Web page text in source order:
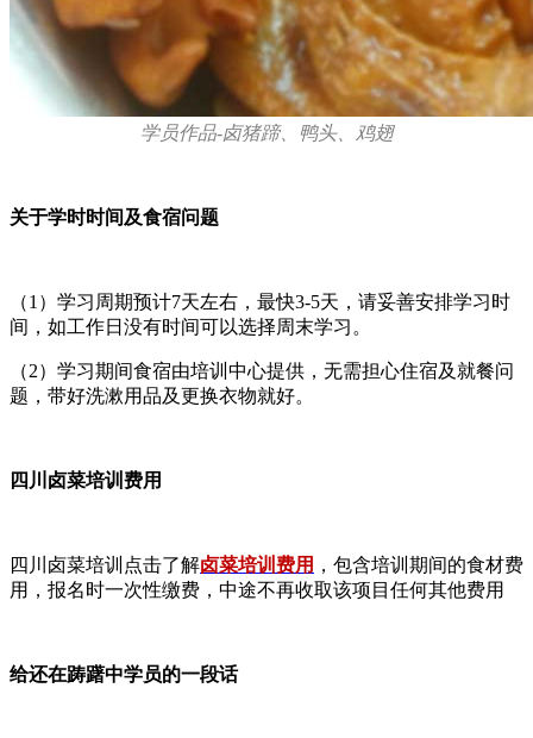
学员作品-卤猪蹄、鸭头、鸡翅
关于学时时间及食宿问题
（1）学习周期预计7天左右，最快3-5天，请妥善安排学习时
间，如工作日没有时间可以选择周末学习。
（2）学习期间食宿由培训中心提供，无需担心住宿及就餐问
题，带好洗漱用品及更换衣物就好。
四川卤菜培训费用
四川卤菜培训点击了解卤菜培训费用 ，包含培训期间的食材费
用，报名时一次性缴费，中途不再收取该项目任何其他费用
给还在踌躇中学员的一段话